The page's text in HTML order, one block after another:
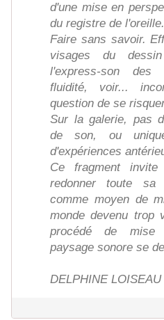
d'une mise en
du registre de
Faire sans savoir.
visages du
l'express-son des
fluidité, voir...
question de se
Sur la galerie, pas
de son, ou
d'expériences
Ce fragment
redonner toute
comme moyen de
monde devenu trop
procédé de
paysage sonore se
DELPHINE LOISEAU